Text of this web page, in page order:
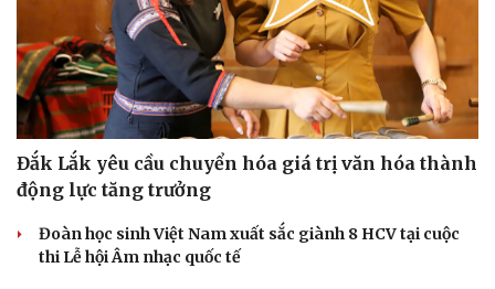
Đắk Lắk yêu cầu chuyển hóa giá trị văn hóa thành
động lực tăng trưởng
Đoàn học sinh Việt Nam xuất sắc giành 8 HCV tại cuộc
thi Lễ hội Âm nhạc quốc tế